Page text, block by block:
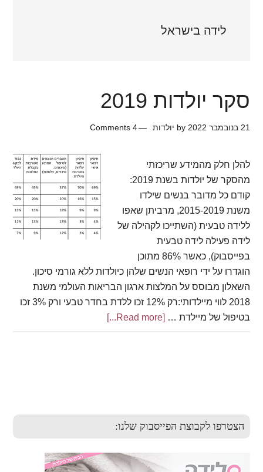
לידה בישראל
סקר יולדות 2019
21 בנובמבר 2022 by יולדות 4 Comments
להלן חלק מהמידע שריכזתי
מהסקר של יולדות בשנת 2019:
קודם כל מדובר בנשים שילדו
משנת 2015-2019, מרביתן שאפו
ללידה טבעית (השתייכו לקהילה של
לידה פעילה לידה טבעית
בפייסבוק), כאשר 86% מתוכן
הוגדרו על ידי רופאי הנשים שלהן כיולדות ללא גורמי סיכון.
השאלון מבוסס על המלצות ארגון הבריאות העולמי משנת
2018 לווי מיילדותי:רק 12% זכו ללדת בחדר טבעי ורק 3% זכו
בטיפול של מיילדת … [Read more...]
about
הצטרפו לקבוצת הפייסבוק שלנו: